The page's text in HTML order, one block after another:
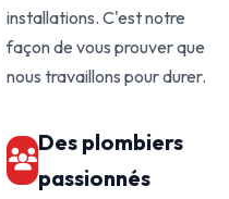
installations. C'est notre
façon de vous prouver que
nous travaillons pour durer.
Des plombiers
passionnés